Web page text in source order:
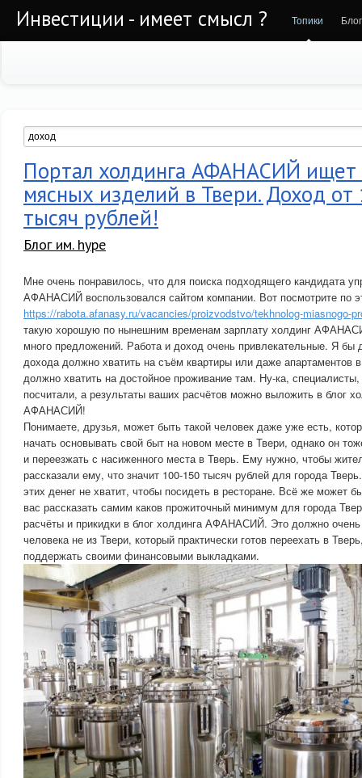
Инвестиции - имеет смысл ? Топики
Портал холдинга АФАНАСИЙ ищет
мясных изделий в Твери. Доход
тысяч рублей!
Блог им. hype
Мне очень понравилось, что для поиска подходящего кандидата
АФАНАСИЙ воспользовался сайтом компании. Вот посмотрите по
https://rabota.afanasy.ru/vacancies/proizvodstvo/tekhnolog-miasnogo-
такую хорошую по нынешним временам зарплату холдинг
много предложений. Работа и доход очень привлекательные. Я бы
дохода должно хватить на съём квартиры или даже апартаментов
должно хватить на достойное проживание там. Ну-ка,
посчитали, а результаты ваших расчётов можно выложить в блог
АФАНАСИЙ!
Понимаете, друзья, может быть такой человек даже уже есть,
начать основывать свой быт на новом месте в Твери, однако он
и переезжать с насиженного места в Тверь. Ему нужно, чтобы
рассказали ему, что значит 100-150 тысяч рублей для города
этих денег не хватит, чтобы посидеть в ресторане. Всё же может
вас рассказать самим каков прожиточный минимум для города
расчёты и прикидки в блог холдинга АФАНАСИЙ. Это должно
человека не из Твери, который практически готов переехать в
поддержать своими финансовыми выкладками.